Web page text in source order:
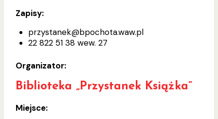
Zapisy:
przystanek@bpochota.waw.pl
22 822 51 38 wew. 27
Organizator:
Biblioteka „Przystanek Książka”
Miejsce: